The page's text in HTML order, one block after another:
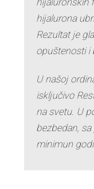
hijaluronskih
hijalurona
Rezultat je
opuštenosti i
U našoj
isključivo
na svetu. U
bezbedan,
minimun